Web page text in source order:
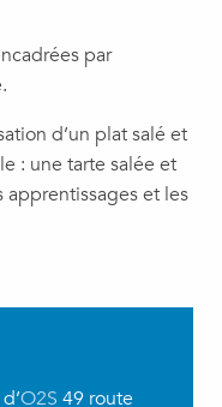
par
d’un plat salé et
: une tarte salée et
apprentissages et les
O2S 49 route